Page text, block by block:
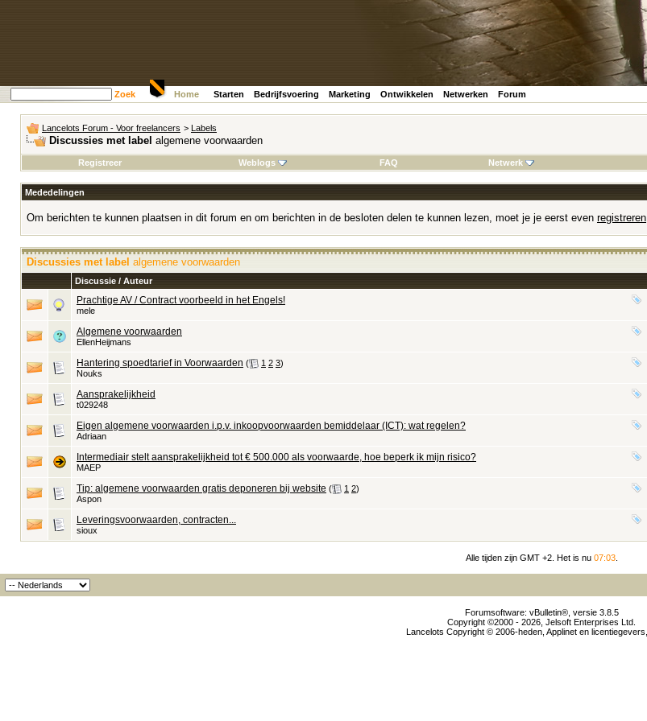
Zoek Home Starten Bedrijfsvoering Marketing Ontwikkelen Netwerken Forum
Lancelots Forum - Voor freelancers > Labels
Discussies met label algemene voorwaarden
Registreer
Weblogs FAQ Netwerk
Mededelingen
Om berichten te kunnen plaatsen in dit forum en om berichten in de besloten delen te kunnen lezen, moet je je eerst even registreren
Discussies met label algemene voorwaarden
Discussie / Auteur
Prachtige AV / Contract voorbeeld in het Engels!
mele
Algemene voorwaarden
EllenHeijmans
Hantering spoedtarief in Voorwaarden ( 1 2 3)
Nouks
Aansprakelijkheid
t029248
Eigen algemene voorwaarden i.p.v. inkoopvoorwaarden bemiddelaar (ICT): wat regelen?
Adriaan
Intermediair stelt aansprakelijkheid tot € 500.000 als voorwaarde, hoe beperk ik mijn risico?
MAEP
Tip: algemene voorwaarden gratis deponeren bij website ( 1 2)
Aspon
Leveringsvoorwaarden, contracten...
sioux
Alle tijden zijn GMT +2. Het is nu 07:03.
Forumsoftware: vBulletin®, versie 3.8.5
Copyright ©2000 - 2026, Jelsoft Enterprises Ltd.
Lancelots Copyright © 2006-heden, Applinet en licentiegevers,